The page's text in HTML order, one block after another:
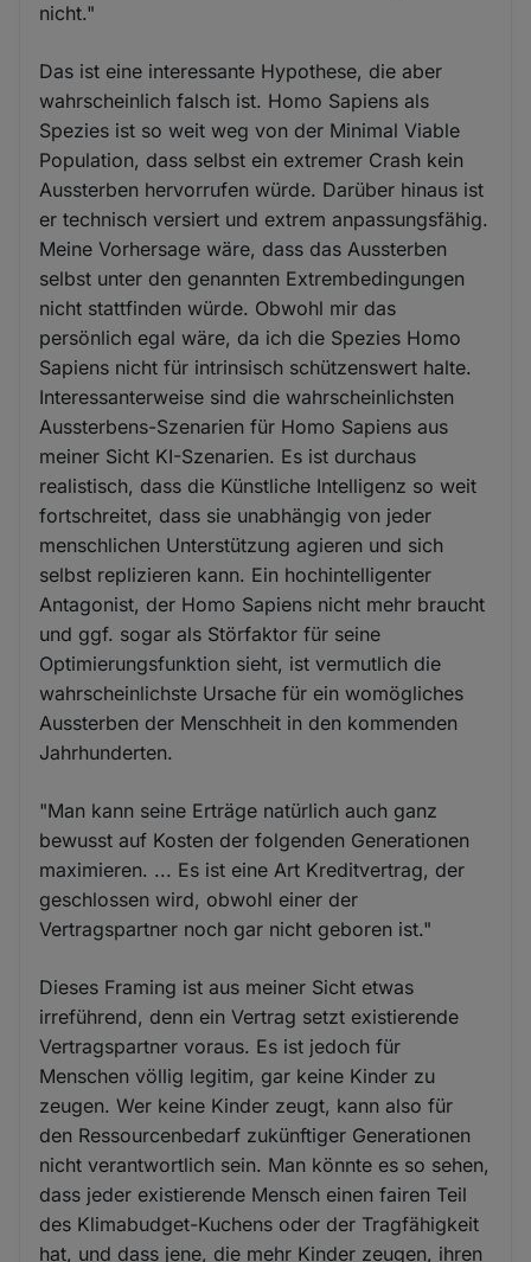
nicht."
Das ist eine interessante Hypothese, die aber
wahrscheinlich falsch ist. Homo Sapiens als
Spezies ist so weit weg von der Minimal Viable
Population, dass selbst ein extremer Crash kein
Aussterben hervorrufen würde. Darüber hinaus ist
er technisch versiert und extrem anpassungsfähig.
Meine Vorhersage wäre, dass das Aussterben
selbst unter den genannten Extrembedingungen
nicht stattfinden würde. Obwohl mir das
persönlich egal wäre, da ich die Spezies Homo
Sapiens nicht für intrinsisch schützenswert halte.
Interessanterweise sind die wahrscheinlichsten
Aussterbens-Szenarien für Homo Sapiens aus
meiner Sicht KI-Szenarien. Es ist durchaus
realistisch, dass die Künstliche Intelligenz so weit
fortschreitet, dass sie unabhängig von jeder
menschlichen Unterstützung agieren und sich
selbst replizieren kann. Ein hochintelligenter
Antagonist, der Homo Sapiens nicht mehr braucht
und ggf. sogar als Störfaktor für seine
Optimierungsfunktion sieht, ist vermutlich die
wahrscheinlichste Ursache für ein womögliches
Aussterben der Menschheit in den kommenden
Jahrhunderten.
"Man kann seine Erträge natürlich auch ganz
bewusst auf Kosten der folgenden Generationen
maximieren. ... Es ist eine Art Kreditvertrag, der
geschlossen wird, obwohl einer der
Vertragspartner noch gar nicht geboren ist."
Dieses Framing ist aus meiner Sicht etwas
irreführend, denn ein Vertrag setzt existierende
Vertragspartner voraus. Es ist jedoch für
Menschen völlig legitim, gar keine Kinder zu
zeugen. Wer keine Kinder zeugt, kann also für
den Ressourcenbedarf zukünftiger Generationen
nicht verantwortlich sein. Man könnte es so sehen,
dass jeder existierende Mensch einen fairen Teil
des Klimabudget-Kuchens oder der Tragfähigkeit
hat, und dass jene, die mehr Kinder zeugen, ihren